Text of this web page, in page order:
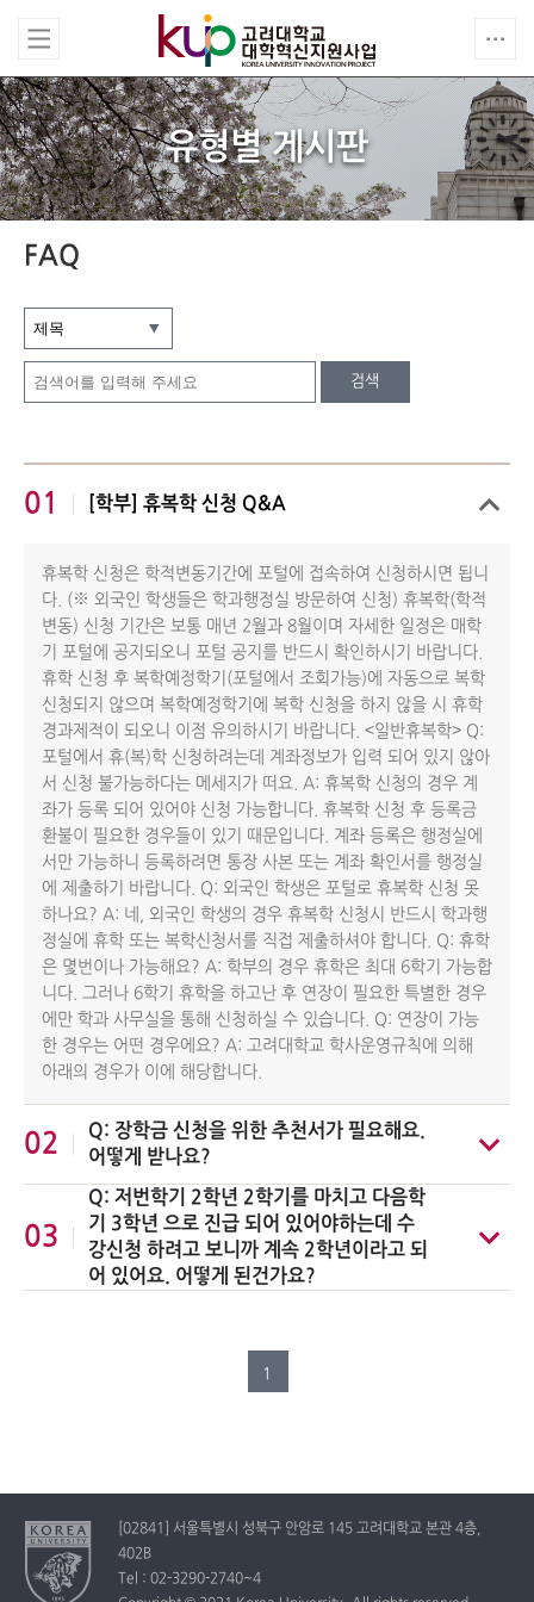
유형별 게시판
FAQ
검색
01 [학부] 휴복학 신청 Q&A
휴복학 신청은 학적변동기간에 포털에 접속하여 신청하시면 됩니
다. (※ 외국인 학생들은 학과행정실 방문하여 신청) 휴복학(학적
변동) 신청 기간은 보통 매년 2월과 8월이며 자세한 일정은 매학
기 포털에 공지되오니 포털 공지를 반드시 확인하시기 바랍니다.
휴학 신청 후 복학예정학기(포털에서 조회가능)에 자동으로 복학
신청되지 않으며 복학예정학기에 복학 신청을 하지 않을 시 휴학
경과제적이 되오니 이점 유의하시기 바랍니다. <일반휴복학> Q:
포털에서 휴(복)학 신청하려는데 계좌정보가 입력 되어 있지 않아
서 신청 불가능하다는 메세지가 떠요. A: 휴복학 신청의 경우 계
좌가 등록 되어 있어야 신청 가능합니다. 휴복학 신청 후 등록금
환불이 필요한 경우들이 있기 때문입니다. 계좌 등록은 행정실에
서만 가능하니 등록하려면 통장 사본 또는 계좌 확인서를 행정실
에 제출하기 바랍니다. Q: 외국인 학생은 포털로 휴복학 신청 못
하나요? A: 네, 외국인 학생의 경우 휴복학 신청시 반드시 학과행
정실에 휴학 또는 복학신청서를 직접 제출하셔야 합니다. Q: 휴학
은 몇번이나 가능해요? A: 학부의 경우 휴학은 최대 6학기 가능합
니다. 그러나 6학기 휴학을 하고난 후 연장이 필요한 특별한 경우
에만 학과 사무실을 통해 신청하실 수 있습니다. Q: 연장이 가능
한 경우는 어떤 경우에요? A: 고려대학교 학사운영규칙에 의해
아래의 경우가 이에 해당합니다.
02
Q: 장학금 신청을 위한 추천서가 필요해요.
어떻게 받나요?
03
Q: 저번학기 2학년 2학기를 마치고 다음학
기 3학년 으로 진급 되어 있어야하는데 수
강신청 하려고 보니까 계속 2학년이라고 되
어 있어요. 어떻게 된건가요?
1
[02841] 서울특별시 성북구 안암로 145 고려대학교 본관 4층,
402B
Tel : 02-3290-2740~4